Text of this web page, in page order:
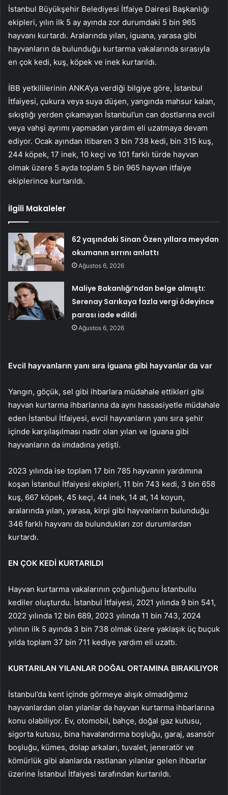
İstanbul Büyükşehir Belediyesi İtfaiye Dairesi Başkanlığı
ekipleri, yılın ilk 5 ay ayında zor durumdaki 5 bin 965
hayvanı kurtardı. Aralarında yılan, iguana, yarasa gibi
hayvanların da bulunduğu kurtarma vakalarında sırasıyla
en çok kedi, kuş, köpek ve inek kurtarıldı.
İBB yetkililerinin ANKA’ya verdiği bilgiye göre, İstanbul
İtfaiyesi, çukura veya suya düşen, yangında mahsur kalan,
sıkıştığı yerden çıkamayan İstanbul’un can dostlarına evcil
veya vahşi ayrımı yapmadan yardım eli uzatmaya devam
ediyor. Ocak ayından itibaren 3 bin 738 kedi, bin 315 kuş,
244 köpek, 17 inek, 10 keçi ve 101 farklı türde hayvan
olmak üzere 5 ayda toplam 5 bin 965 hayvan itfaiye
ekiplerince kurtarıldı.
İlgili Makaleler
62 yaşındaki Sinan Özen yıllara meydan
okumanın sırrını anlattı
Ağustos 6, 2026
Maliye Bakanlığı’ndan belge almıştı:
Serenay Sarıkaya fazla vergi ödeyince
parası iade edildi
Ağustos 6, 2026
Evcil hayvanların yanı sıra iguana gibi hayvanlar da var
Yangın, göçük, sel gibi ihbarlara müdahale ettikleri gibi
hayvan kurtarma ihbarlarına da aynı hassasiyetle müdahale
eden İstanbul İtfaiyesi, evcil hayvanların yanı sıra şehir
içinde karşılaşılması nadir olan yılan ve iguana gibi
hayvanların da imdadına yetişti.
2023 yılında ise toplam 17 bin 785 hayvanın yardımına
koşan İstanbul İtfaiyesi ekipleri, 11 bin 743 kedi, 3 bin 658
kuş, 667 köpek, 45 keçi, 44 inek, 14 at, 14 koyun,
aralarında yılan, yarasa, kirpi gibi hayvanların bulunduğu
346 farklı hayvanı da bulundukları zor durumlardan
kurtardı.
EN ÇOK KEDİ KURTARILDI
Hayvan kurtarma vakalarının çoğunluğunu İstanbullu
kediler oluşturdu. İstanbul İtfaiyesi, 2021 yılında 9 bin 541,
2022 yılında 12 bin 689, 2023 yılında 11 bin 743, 2024
yılının ilk 5 ayında 3 bin 738 olmak üzere yaklaşık üç buçuk
yılda toplam 37 bin 711 kediye yardım eli uzattı.
KURTARILAN YILANLAR DOĞAL ORTAMINA BIRAKILIYOR
İstanbul’da kent içinde görmeye alışık olmadığımız
hayvanlardan olan yılanlar da hayvan kurtarma ihbarlarına
konu olabiliyor. Ev, otomobil, bahçe, doğal gaz kutusu,
sigorta kutusu, bina havalandırma boşluğu, garaj, asansör
boşluğu, kümes, dolap arkaları, tuvalet, jeneratör ve
kömürlük gibi alanlarda rastlanan yılanlar gelen ihbarlar
üzerine İstanbul İtfaiyesi tarafından kurtarıldı.